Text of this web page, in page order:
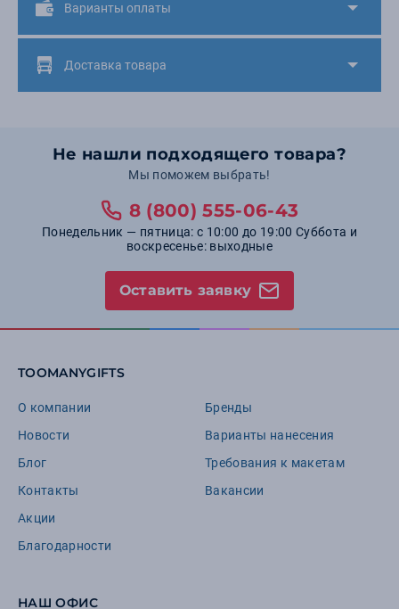
Варианты оплаты
Доставка товара
Не нашли подходящего товара?
Мы поможем выбрать!
8 (800) 555-06-43
Понедельник — пятница: с 10:00 до 19:00 Суббота и
воскресенье: выходные
Оставить заявку
TOOMANYGIFTS
О компании
Новости
Блог
Контакты
Акции
Благодарности
Бренды
Варианты нанесения
Требования к макетам
Вакансии
НАШ ОФИС